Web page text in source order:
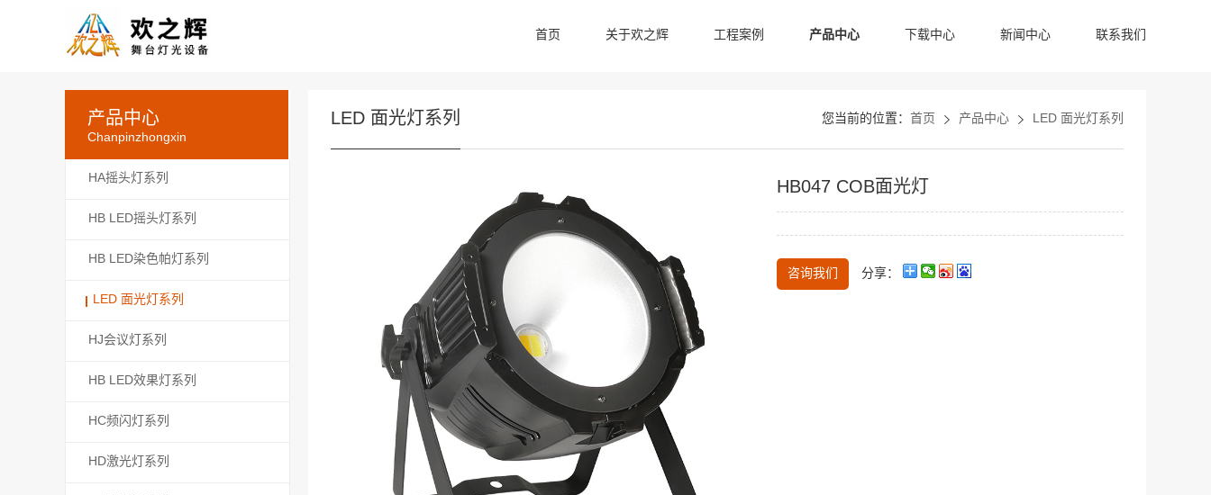
首页 关于欢之辉 工程案例 产品中心 下载中心 新闻中心 联系我们
产品中心
Chanpinzhongxin
HA摇头灯系列
HB LED摇头灯系列
HB LED染色帕灯系列
LED 面光灯系列
HJ会议灯系列
HB LED效果灯系列
HC频闪灯系列
HD激光灯系列
LED 面光灯系列 您当前的位置： 首页 产品中心 LED 面光灯系列
HB047 COB面光灯
咨询我们 分享：